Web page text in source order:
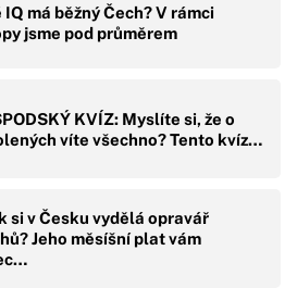
IQ má běžný Čech? V rámci
jsme pod průměrem
KVÍZ: Myslíte si, že o
víte všechno? Tento kvíz…
si v Česku vydělá opravář
Jeho měsíšní plat vám